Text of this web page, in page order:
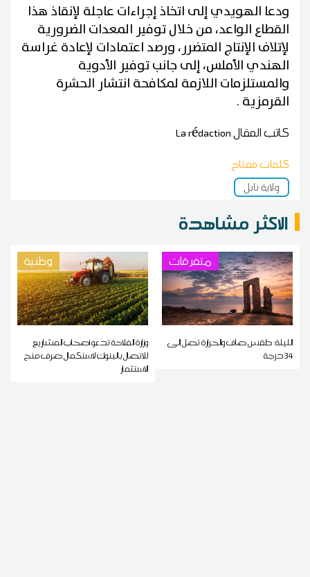
ودعا الهويدي إلى اتخاذ إجراءات عاجلة لإنقاذ هذا
القطاع الواعد، من خلال توفير المعدات الضرورية
لإتلاف الإنتاج المتضرر، ورصد اعتمادات لإعادة غراسة
الهندي الأملس، إلى جانب توفير الأدوية
والمستلزمات اللازمة لمكافحة انتشار الحشرة
القرمزية .
كاتب المقالLa rédaction
كلمات مفتاح
ولاية نابل
الاكثر مشاهدة
متفرقات
الليلة: طقس صاف والحرارة تصل إلى
34 درجة
وطنية
وزارة الفلاحة تدعو أصحاب المشاريع
للاتصال بالبنوك لاستكمال صرف منح
الاستثمار